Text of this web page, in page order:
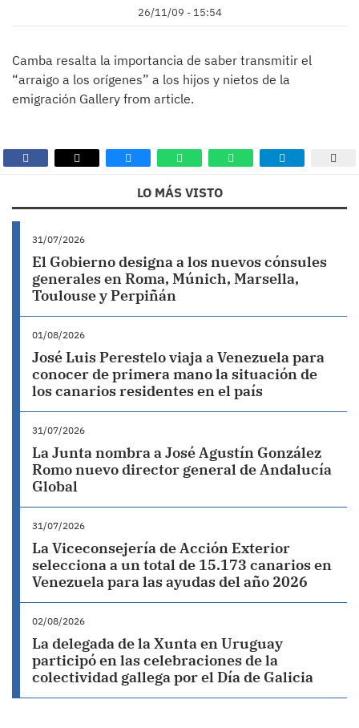
26/11/09 - 15:54
Camba resalta la importancia de saber transmitir el
“arraigo a los orígenes” a los hijos y nietos de la
emigración Gallery from article.
LO MÁS VISTO
31/07/2026
El Gobierno designa a los nuevos cónsules
generales en Roma, Múnich, Marsella,
Toulouse y Perpiñán
01/08/2026
José Luis Perestelo viaja a Venezuela para
conocer de primera mano la situación de
los canarios residentes en el país
31/07/2026
La Junta nombra a José Agustín González
Romo nuevo director general de Andalucía
Global
31/07/2026
La Viceconsejería de Acción Exterior
selecciona a un total de 15.173 canarios en
Venezuela para las ayudas del año 2026
02/08/2026
La delegada de la Xunta en Uruguay
participó en las celebraciones de la
colectividad gallega por el Día de Galicia